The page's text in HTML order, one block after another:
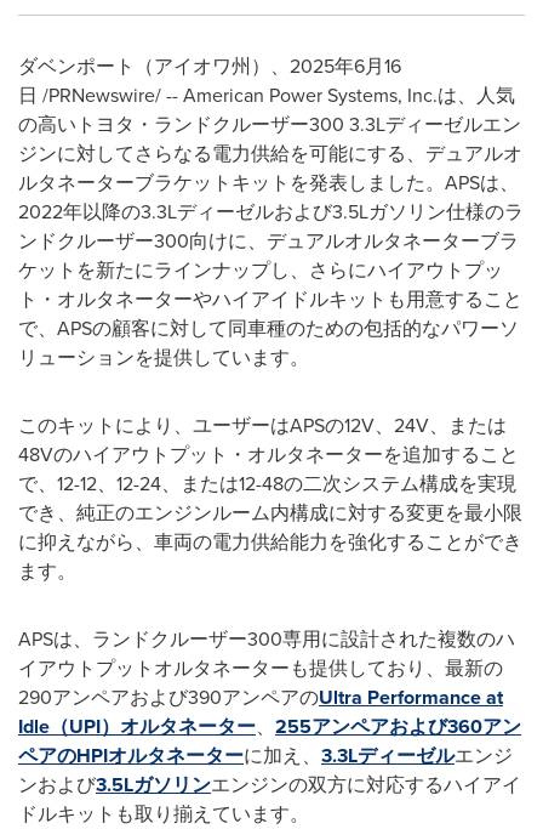
ダベンポート（アイオワ州）、2025年6月16
日 /PRNewswire/ -- American Power Systems, Inc.は、人気
の高いトヨタ・ランドクルーザー300 3.3Lディーゼルエン
ジンに対してさらなる電力供給を可能にする、デュアルオ
ルタネーターブラケットキットを発表しました。APSは、
2022年以降の3.3Lディーゼルおよび3.5Lガソリン仕様のラ
ンドクルーザー300向けに、デュアルオルタネーターブラ
ケットを新たにラインナップし、さらにハイアウトプッ
ト・オルタネーターやハイアイドルキットも用意すること
で、APSの顧客に対して同車種のための包括的なパワーソ
リューションを提供しています。
このキットにより、ユーザーはAPSの12V、24V、または
48Vのハイアウトプット・オルタネーターを追加すること
で、12-12、12-24、または12-48の二次システム構成を実現
でき、純正のエンジンルーム内構成に対する変更を最小限
に抑えながら、車両の電力供給能力を強化することができ
ます。
APSは、ランドクルーザー300専用に設計された複数のハ
イアウトプットオルタネーターも提供しており、最新の
290アンペアおよび390アンペアのUltra Performance at
Idle（UPI）オルタネーター、 255アンペアおよび360アン
ペアのHPIオルタネーターに加え、 3.3Lディーゼルエンジ
ンおよび3.5Lガソリンエンジンの双方に対応するハイアイ
ドルキットも取り揃えています。